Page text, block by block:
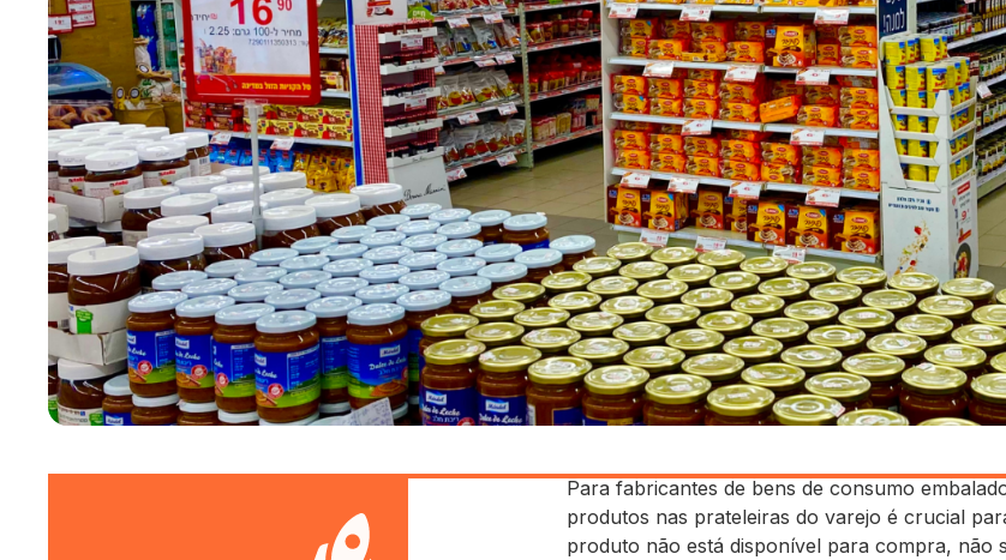
Para fabricantes de bens de consumo
produtos nas prateleiras do varejo é crucial
produto não está disponível para compra, não